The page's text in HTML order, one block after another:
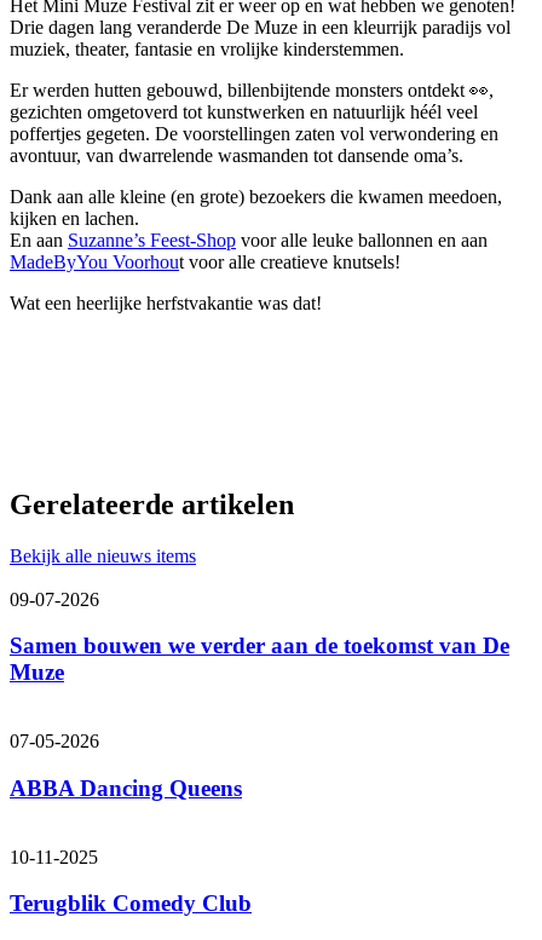
Het Mini Muze Festival zit er weer op en wat hebben we genoten!
Drie dagen lang veranderde De Muze in een kleurrijk paradijs vol
muziek, theater, fantasie en vrolijke kinderstemmen.
Er werden hutten gebouwd, billenbijtende monsters ontdekt 👀,
gezichten omgetoverd tot kunstwerken en natuurlijk héél veel
poffertjes gegeten. De voorstellingen zaten vol verwondering en
avontuur, van dwarrelende wasmanden tot dansende oma’s.
Dank aan alle kleine (en grote) bezoekers die kwamen meedoen,
kijken en lachen.
En aan Suzanne’s Feest-Shop voor alle leuke ballonnen en aan
MadeByYou Voorhout voor alle creatieve knutsels!
Wat een heerlijke herfstvakantie was dat!
Gerelateerde artikelen
Bekijk alle nieuws items
09-07-2026
Samen bouwen we verder aan de toekomst van De
Muze
07-05-2026
ABBA Dancing Queens
10-11-2025
Terugblik Comedy Club